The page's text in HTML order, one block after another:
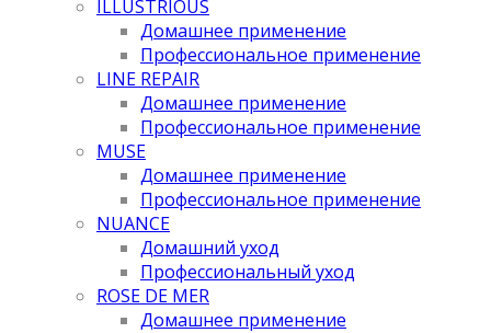
ILLUSTRIOUS
Домашнее применение
Профессиональное применение
LINE REPAIR
Домашнее применение
Профессиональное применение
MUSE
Домашнее применение
Профессиональное применение
NUANCE
Домашний уход
Профессиональный уход
ROSE DE MER
Домашнее применение